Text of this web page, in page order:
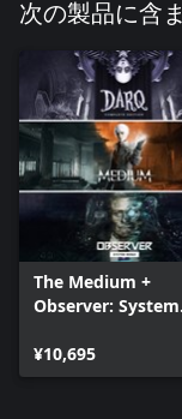
次の製品に含
The Medium +
Observer: System
Complete Edition
Bundle
¥10,695